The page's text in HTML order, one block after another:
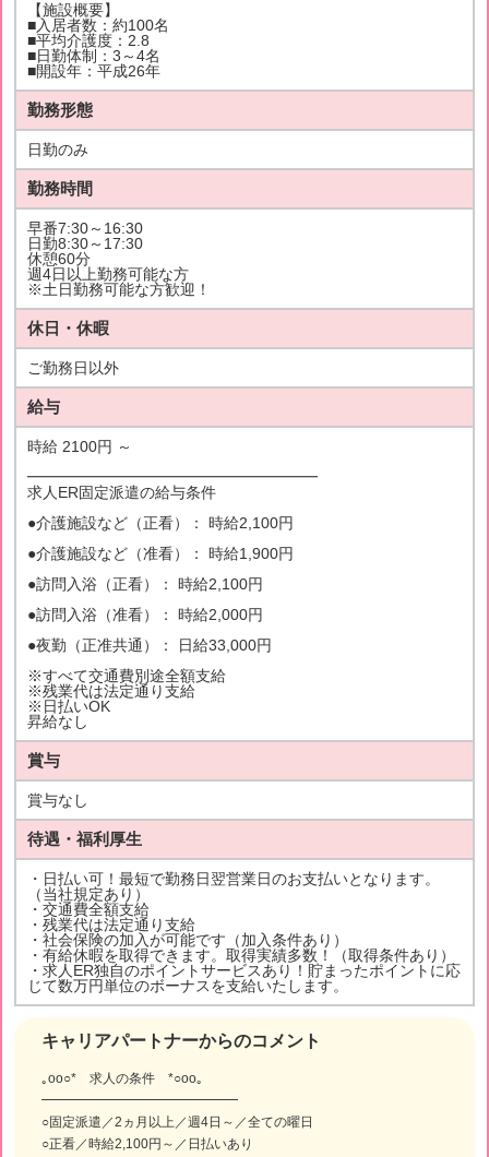
キャリアパートナーからのコメント
｡oо○* 求人の条件 *○оo｡
━━━━━━━━━━━━━━━
○固定派遣／2ヵ月以上／週4日～／全ての曜日
○正看／時給2,100円～／日払いあり
【施設概要】
■入居者数：約100名
■平均介護度：2.8
■日勤体制：3～4名
■開設年：平成26年
勤務形態
日勤のみ
勤務時間
早番7:30～16:30
日勤8:30～17:30
休憩60分
週4日以上勤務可能な方
※土日勤務可能な方歓迎！
休日・休暇
ご勤務日以外
給与
時給 2100円 ～
━━━━━━━━━━━━━━━━━━━
求人ER固定派遣の給与条件
●介護施設など（正看）： 時給2,100円
●介護施設など（准看）： 時給1,900円
●訪問入浴（正看）： 時給2,100円
●訪問入浴（准看）： 時給2,000円
●夜勤（正准共通）： 日給33,000円
※すべて交通費別途全額支給
※残業代は法定通り支給
※日払いOK
昇給なし
賞与
賞与なし
待遇・福利厚生
・日払い可！最短で勤務日翌営業日のお支払いとなります。
（当社規定あり）
・交通費全額支給
・残業代は法定通り支給
・社会保険の加入が可能です（加入条件あり）
・有給休暇を取得できます。取得実績多数！（取得条件あり）
・求人ER独自のポイントサービスあり！貯まったポイントに応
じて数万円単位のボーナスを支給いたします。